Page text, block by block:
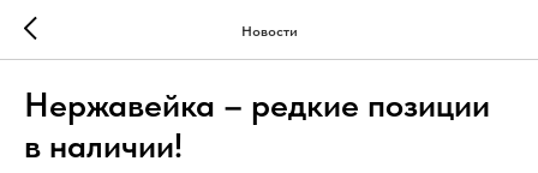
Новости
Нержавейка – редкие позиции
в наличии!